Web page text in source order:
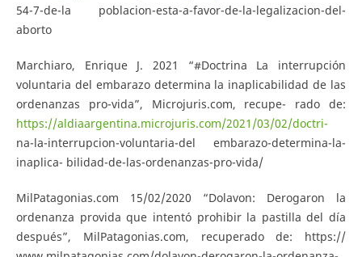
54-7-de-la poblacion-esta-a-favor-de-la-legalizacion-del-
aborto
Marchiaro, Enrique J. 2021 “#Doctrina La interrupción
voluntaria del embarazo determina la inaplicabilidad de las
ordenanzas pro-vida”, Microjuris.com, recupe- rado de:
https://aldiaargentina.microjuris.com/2021/03/02/doctri-
na-la-interrupcion-voluntaria-del embarazo-determina-la-
inaplica- bilidad-de-las-ordenanzas-pro-vida/
MilPatagonias.com 15/02/2020 “Dolavon: Derogaron la
ordenanza provida que intentó prohibir la pastilla del día
después”, MilPatagonias.com, recuperado de: https://